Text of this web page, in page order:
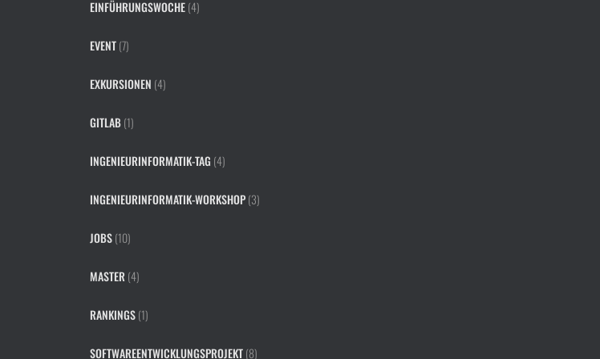
EINFÜHRUNGSWOCHE(4)
EVENT(7)
EXKURSIONEN (4)
GITLAB(1)
INGENIEURINFORMATIK-TAG (4)
INGENIEURINFORMATIK-WORKSHOP(3)
JOBS(10)
MASTER (4)
RANKINGS(1)
SOFTWAREENTWICKLUNGSPROJEKT(8)